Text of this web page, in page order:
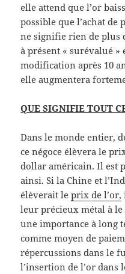
elle attend que l’or
possible que l’achat de
ne signifie rien de plus
à présent « surévalué
modification après 10
elle augmentera
QUE SIGNIFIE TOUT
Dans le monde entier,
ce négoce élèvera le
dollar américain. Il est
ainsi. Si la Chine et
élèverait leprix de l’or,
leur précieux métal à le
une importance à long
comme moyen de
répercussions dans le
l’insertion de l’or dans